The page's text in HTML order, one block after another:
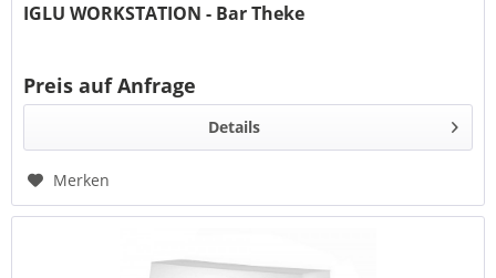
IGLU WORKSTATION - Bar Theke
Preis auf Anfrage
Details
Merken